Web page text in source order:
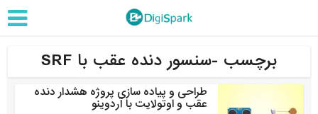
برچسب -سنسور دنده عقب با SRF
طراحی و پیاده سازی پروژه هشدار دنده
عقب و اوتولایت با آردوینو